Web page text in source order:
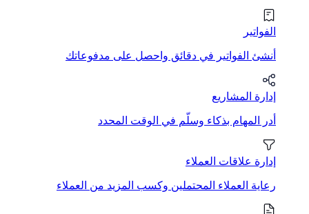
الفواتير
أنشئ الفواتير في دقائق واحصل على مدفوعاتك
إدارة المشاريع
أدر المهام بذكاء وسلّم في الوقت المحدد
إدارة علاقات العملاء
رعاية العملاء المحتملين وكسب المزيد من العملاء